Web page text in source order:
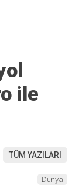
ile
TÜM YAZILARI
Dünya